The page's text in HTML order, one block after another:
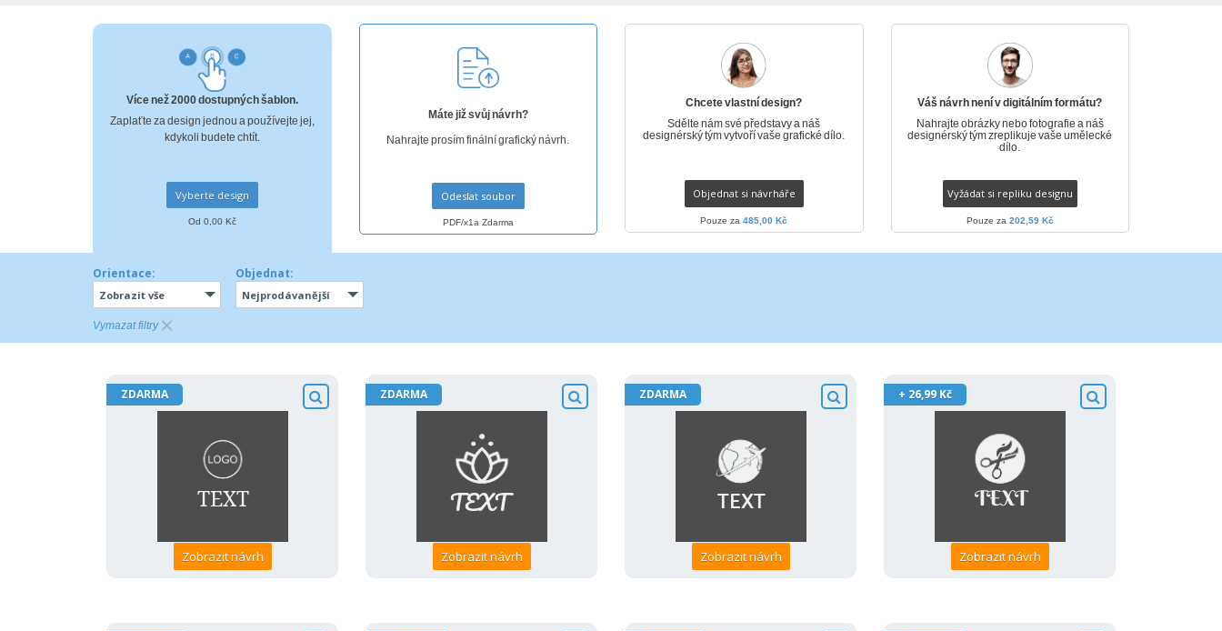
Vinylový Banner
Kufry a batohy
Více než 2000 dostupných šablon.
Zaplaťte za design jednou a používejte jej,
kdykoli budete chtít.
Vyberte design
Od 0,00 Kč
Máte již svůj návrh?
Nahrajte prosím finální grafický návrh.
Odeslat soubor
PDF/x1a Zdarma
Chcete vlastní design?
Sdělte nám své představy a náš
designérský tým vytvoří vaše grafické dílo.
Objednat si návrháře
Pouze za485,00 Kč
Váš návrh není v digitálním formátu?
Nahrajte obrázky nebo fotografie a náš
designérský tým zreplikuje vaše umělecké
dílo.
Vyžádat si repliku designu
Pouze za 202,59 Kč
Orientace:
Zobrazit vše
Objednat:
Nejprodávanější
Vymazat filtry
ZDARMA
Zobrazit návrh
ZDARMA
Zobrazit návrh
ZDARMA
Zobrazit návrh
+ 26,99 Kč
Zobrazit návrh